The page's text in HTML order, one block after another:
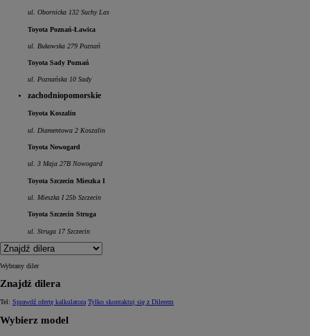
ul. Obornicka 132 Suchy Las
Toyota Poznań-Ławica
ul. Bukowska 279 Poznań
Toyota Sady Poznań
ul. Poznańska 10 Sady
zachodniopomorskie
Toyota Koszalin
ul. Diamentowa 2 Koszalin
Toyota Nowogard
ul. 3 Maja 27B Nowogard
Toyota Szczecin Mieszka I
ul. Mieszka I 25b Szczecin
Toyota Szczecin Struga
ul. Struga 17 Szczecin
Wybrany diler
Znajdź dilera
Tel: Sprawdź ofertę kalkulatora Tylko skontaktuj się z Dilerem
Wybierz model